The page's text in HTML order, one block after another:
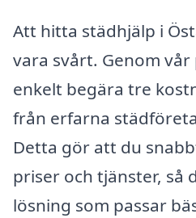
Att hitta städhjälp i
vara svårt. Genom
enkelt begära tre
från erfarna
Detta gör att du
priser och tjänster, så
lösning som passar